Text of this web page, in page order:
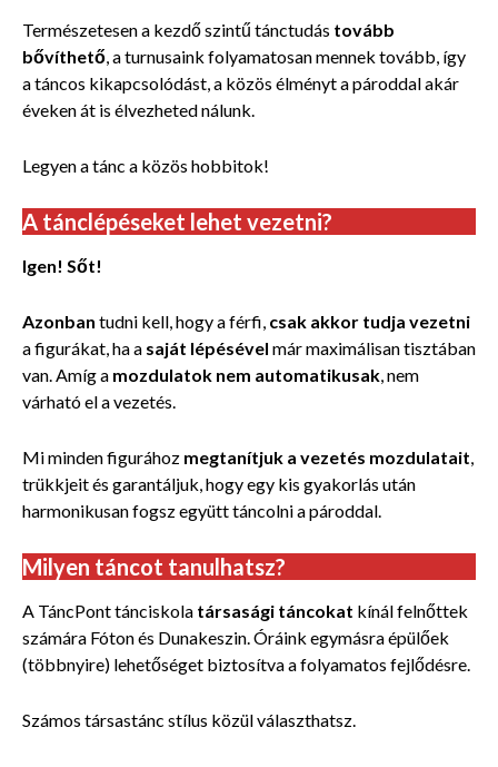
Természetesen a kezdő szintű tánctudás tovább
bővíthető, a turnusaink folyamatosan mennek tovább, így
a táncos kikapcsolódást, a közös élményt a pároddal akár
éveken át is élvezheted nálunk.
Legyen a tánc a közös hobbitok!
A tánclépéseket lehet vezetni?
Igen! Sőt!
Azonban tudni kell, hogy a férfi, csak akkor tudja vezetni
a figurákat, ha a saját lépésével már maximálisan tisztában
van. Amíg a mozdulatok nem automatikusak, nem
várható el a vezetés.
Mi minden figurához megtanítjuk a vezetés mozdulatait,
trükkjeit és garantáljuk, hogy egy kis gyakorlás után
harmonikusan fogsz együtt táncolni a pároddal.
Milyen táncot tanulhatsz?
A TáncPont tánciskola társasági táncokat kínál felnőttek
számára Fóton és Dunakeszin. Óráink egymásra épülőek
(többnyire) lehetőséget biztosítva a folyamatos fejlődésre.
Számos társastánc stílus közül választhatsz.